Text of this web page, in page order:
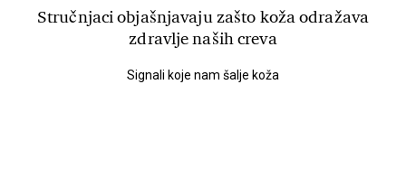
Stručnjaci objašnjavaju zašto koža odražava
zdravlje naših creva
Signali koje nam šalje koža